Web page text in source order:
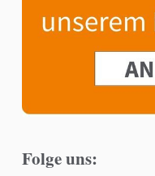
Folge uns: